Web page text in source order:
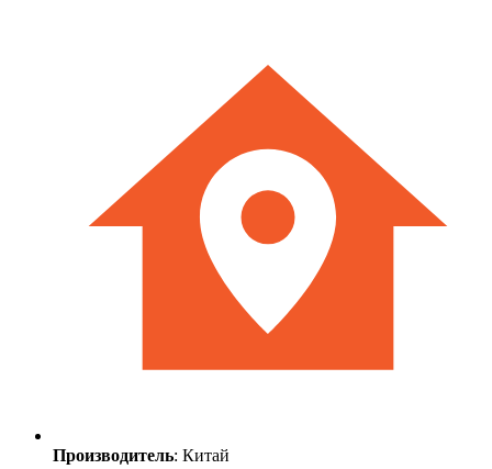
Производитель: Китай